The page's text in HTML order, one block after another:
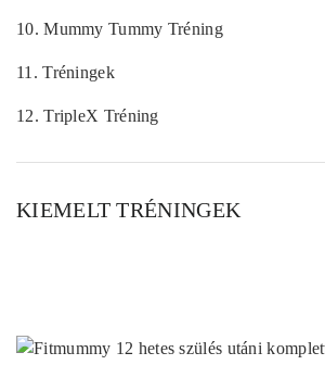
10.Mummy Tummy Tréning
11.Tréningek
12.TripleX Tréning
KIEMELT TRÉNINGEK